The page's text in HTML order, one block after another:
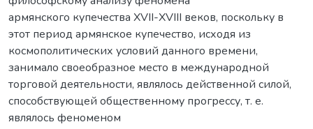
армянского купечества XVII-XVIII веков, поскольку в
этот период армянское купечество, исходя из
космополитических условий данного времени,
занимало своеобразное место в международной
торговой деятельности, являлось действенной силой,
способствующей общественному прогрессу, т. е.
являлось феноменом